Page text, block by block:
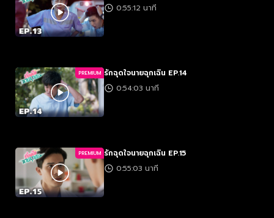
0:55:12 นาที
PREMIUM รักฉุดใจนายฉุกเฉิน EP.14
0:54:03 นาที
PREMIUM รักฉุดใจนายฉุกเฉิน EP.15
0:55:03 นาที